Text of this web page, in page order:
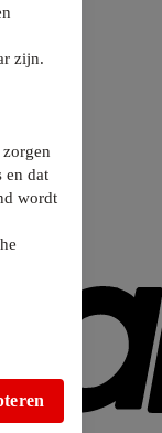
zijn.
en dat
wordt